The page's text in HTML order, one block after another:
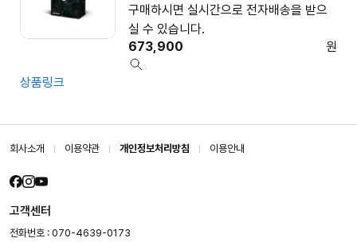
구매하시면 실시간으로 전자배송을 받으
실 수 있습니다.
673,900
원
상품링크
회사소개 이용약관 개인정보처리방침 이용안내
고객센터
전화번호 : 070-4639-0173